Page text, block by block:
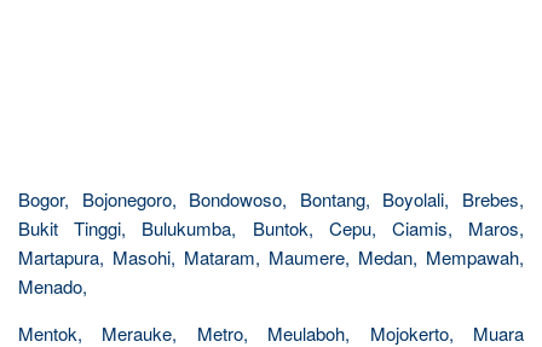
Bogor, Bojonegoro, Bondowoso, Bontang, Boyolali, Brebes,
Bukit Tinggi, Bulukumba, Buntok, Cepu, Ciamis, Maros,
Martapura, Masohi, Mataram, Maumere, Medan, Mempawah,
Menado,
Mentok, Merauke, Metro, Meulaboh, Mojokerto, Muara